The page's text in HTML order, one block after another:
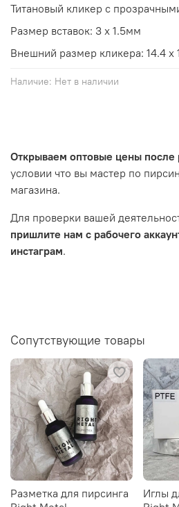
Наличие: Нет в наличии
Титановый кликер с
Размер вставок: 3 х 1.5мм
Внешний размер кликера: 14.4 х
Открываем оптовые цены после
условии что вы мастер по
магазина.
Для проверки вашей
пришлите нам с рабочего
инстаграм.
Сопутствующие товары
Разметка для пирсинга
Иглы